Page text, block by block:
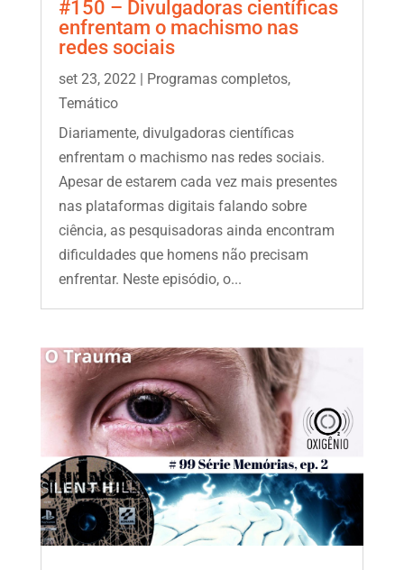
#150 – Divulgadoras científicas
enfrentam o machismo nas
redes sociais
set 23, 2022| Programas completos,
Temático
Diariamente, divulgadoras científicas
enfrentam o machismo nas redes sociais.
Apesar de estarem cada vez mais presentes
nas plataformas digitais falando sobre
ciência, as pesquisadoras ainda encontram
dificuldades que homens não precisam
enfrentar. Neste episódio, o...